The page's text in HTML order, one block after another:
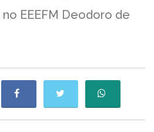
EEEFM Deodoro de